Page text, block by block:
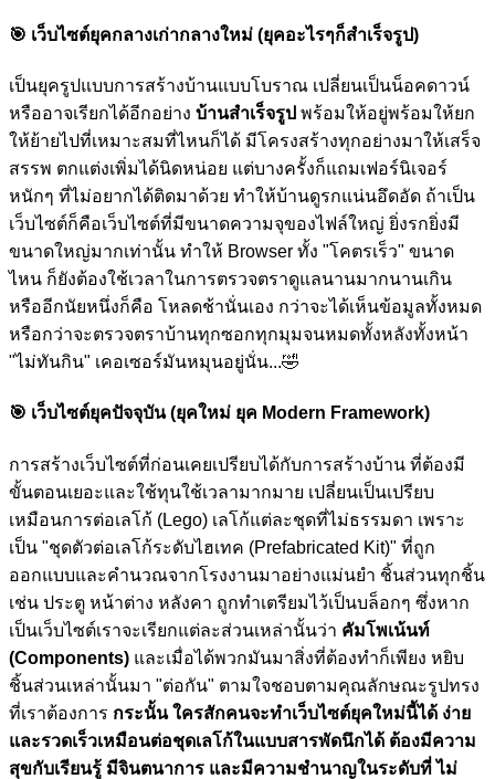
🎯 เว็บไซต์ยุคกลางเก่ากลางใหม่ (ยุคอะไรๆก็สำเร็จรูป)
เป็นยุครูปแบบการสร้างบ้านแบบโบราณ เปลี่ยนเป็นน็อคดาวน์
หรืออาจเรียกได้อีกอย่าง บ้านสำเร็จรูป พร้อมให้อยู่พร้อมให้ยก
ให้ย้ายไปที่เหมาะสมที่ไหนก็ได้ มีโครงสร้างทุกอย่างมาให้เสร็จ
สรรพ ตกแต่งเพิ่มได้นิดหน่อย แต่บางครั้งก็แถมเฟอร์นิเจอร์
หนักๆ ที่ไม่อยากได้ติดมาด้วย ทำให้บ้านดูรกแน่นอึดอัด ถ้าเป็น
เว็บไซต์ก็คือเว็บไซต์ที่มีขนาดความจุของไฟล์ใหญ่ ยิ่งรกยิ่งมี
ขนาดใหญ่มากเท่านั้น ทำให้ Browser ทั้ง "โคตรเร็ว" ขนาด
ไหน ก็ยังต้องใช้เวลาในการตรวจตราดูแลนานมากนานเกิน
หรืออีกนัยหนึ่งก็คือ โหลดช้านั่นเอง กว่าจะได้เห็นข้อมูลทั้งหมด
หรือกว่าจะตรวจตราบ้านทุกซอกทุกมุมจนหมดทั้งหลังทั้งหน้า
"ไม่ทันกิน" เคอเซอร์มันหมุนอยู่นั่น...🤣
🎯 เว็บไซต์ยุคปัจจุบัน (ยุคใหม่ ยุค Modern Framework)
การสร้างเว็บไซต์ที่ก่อนเคยเปรียบได้กับการสร้างบ้าน ที่ต้องมี
ขั้นตอนเยอะและใช้ทุนใช้เวลามากมาย เปลี่ยนเป็นเปรียบ
เหมือนการต่อเลโก้ (Lego) เลโก้แต่ละชุดที่ไม่ธรรมดา เพราะ
เป็น "ชุดตัวต่อเลโก้ระดับไฮเทค (Prefabricated Kit)" ที่ถูก
ออกแบบและคำนวณจากโรงงานมาอย่างแม่นยำ ชิ้นส่วนทุกชิ้น
เช่น ประตู หน้าต่าง หลังคา ถูกทำเตรียมไว้เป็นบล็อกๆ ซึ่งหาก
เป็นเว็บไซต์เราจะเรียกแต่ละส่วนเหล่านั้นว่า คัมโพเน้นท์
(Components) และเมื่อได้พวกมันมาสิ่งที่ต้องทำก็เพียง หยิบ
ชิ้นส่วนเหล่านั้นมา "ต่อกัน" ตามใจชอบตามคุณลักษณะรูปทรง
ที่เราต้องการ กระนั้น ใครสักคนจะทำเว็บไซต์ยุคใหม่นี้ได้ ง่าย
และรวดเร็วเหมือนต่อชุดเลโก้ในแบบสารพัดนึกได้ ต้องมีความ
สุขกับเรียนรู้ มีจินตนาการ และมีความชำนาญในระดับที่ ไม่